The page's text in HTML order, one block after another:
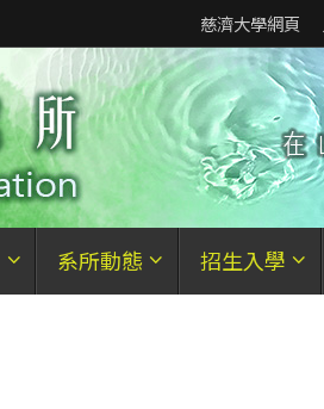
慈濟大學網頁
系所動態 招生入學